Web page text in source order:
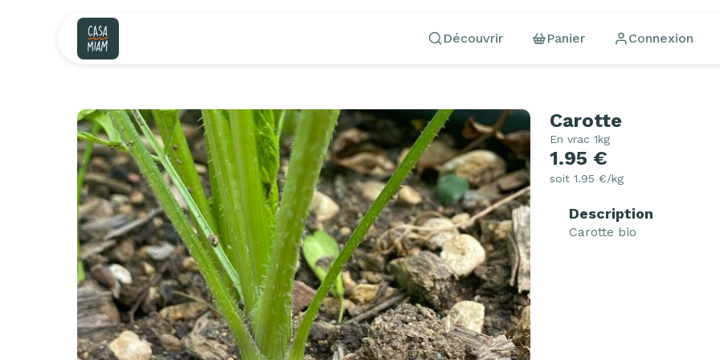
Découvrir Panier Connexion
Carotte
En vrac 1kg
1.95 €
soit 1.95 €/kg
Description
Carotte bio